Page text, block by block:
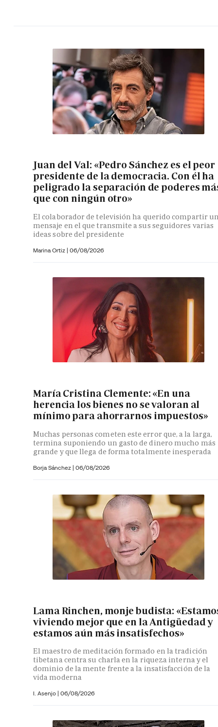
Juan del Val: «Pedro Sánchez es el peor
presidente de la democracia. Con él ha
peligrado la separación de poderes
que con ningún otro»
El colaborador de televisión ha querido compartir
mensaje en el que transmite a sus seguidores varias
ideas sobre del presidente
Marina Ortiz | 06/08/2026
María Cristina Clemente: «En una
herencia los bienes no se valoran al
mínimo para ahorrarnos impuestos»
Muchas personas cometen este error que, a la larga,
termina suponiendo un gasto de dinero mucho más
grande y que llega de forma totalmente inesperada
Borja Sánchez | 06/08/2026
Lama Rinchen, monje budista:
viviendo mejor que en la Antigüedad y
estamos aún más insatisfechos»
El maestro de meditación formado en la tradición
tibetana centra su charla en la riqueza interna y el
dominio de la mente frente a la insatisfacción de la
vida moderna
I. Asenjo | 06/08/2026